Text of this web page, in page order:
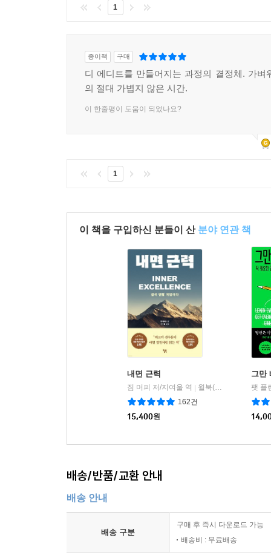
1
종이책 구매
디 에디트를 만들어지는 과정의 결정체. 가벼
의 절대 가볍지 않은 시간.
이 한줄평이 도움이 되었나요?
1
이 책을 구입하신 분들이 산 분야 연관 책
내면 근력
짐 머피 저/지여울 역 | 윌북(willbook)
162건
15,400원
그만
팻 플
배송/반품/교환 안내
배송 안내
배송 구분
구매 후 즉시 다운로드 가능
배송비 : 무료배송